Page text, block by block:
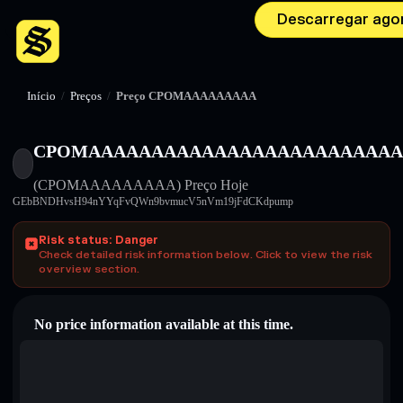
Descarregar
Início / Preços / Preço CPOMAAAAAAAAA
(CPOMAAAAAAAAA) Preço Hoje
GEbBNDHvsH94nYYqFvQWn9bvmucV5nVm19jFdCKdpump
Risk status: Danger
Check detailed risk information below. Click to view the risk
overview section.
No price information available at this time.